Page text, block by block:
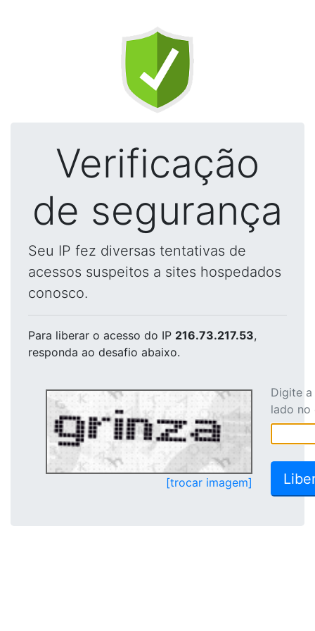
Verificação
de segurança
Seu IP fez diversas tentativas de
acessos suspeitos a sites hospedados
conosco.
Para liberar o acesso do IP 216.73.217.53,
responda ao desafio abaixo.
[trocar imagem]
Digite
lado no